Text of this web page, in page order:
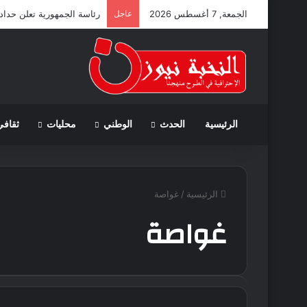
الجمعة, 7 أغسطس 2026 عاجل رئاسة الجمهورية تعلن
الرئيسية الحدث الوطني محليات
الرئيسية / غواصة
غواصة